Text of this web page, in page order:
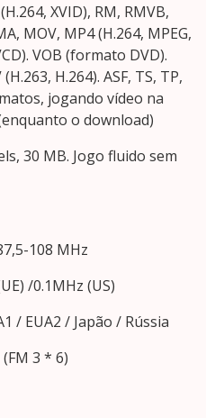
XVID), RM, RMVB,
MOV, MP4 (H.264, MPEG,
VOB (formato DVD).
H.264). ASF, TS, TP,
jogando vídeo na
o download)
30 MB. Jogo fluido sem
108 MHz
/0.1MHz (US)
/ EUA2 / Japão / Rússia
3 * 6)